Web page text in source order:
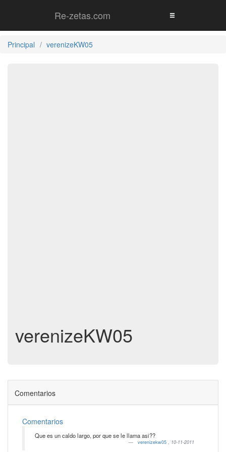
Re-zetas.com
Principal verenizeKW05
verenizeKW05
Comentarios
Comentarios
Que es un caldo largo, por que se le llama asi??
verenizekw05 , 10-11-2011